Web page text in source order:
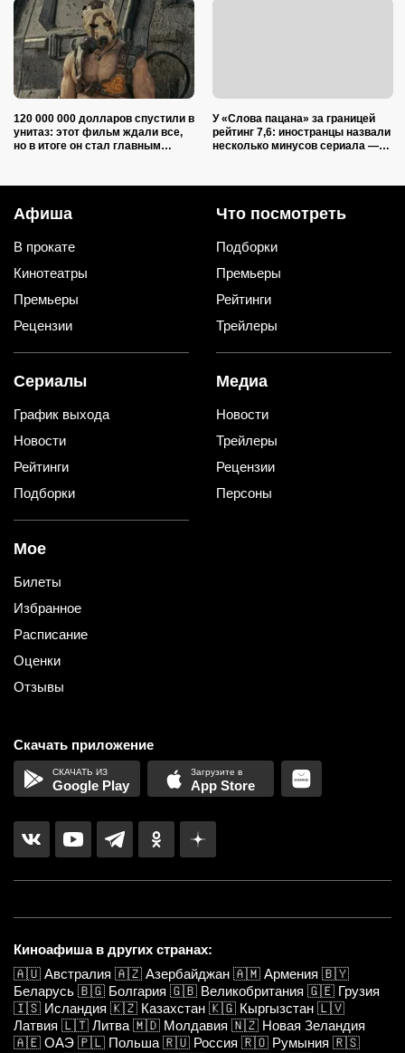
120 000 000 долларов спустили в
унитаз: этот фильм ждали все,
но в итоге он стал главным
У «Слова пацана» за границей
рейтинг 7,6: иностранцы назвали
несколько минусов сериала —
Афиша
В прокате
Кинотеатры
Премьеры
Рецензии
Что посмотреть
Подборки
Премьеры
Рейтинги
Трейлеры
Сериалы
График выхода
Новости
Рейтинги
Подборки
Медиа
Новости
Трейлеры
Рецензии
Персоны
Мое
Билеты
Избранное
Расписание
Оценки
Отзывы
Скачать приложение
Google Play App Store
Киноафиша в других странах:
🇦🇺 Австралия 🇦🇿 Азербайджан 🇦🇲 Армения 🇧🇾
Беларусь 🇧🇬 Болгария 🇬🇧 Великобритания 🇬🇪 Грузия
🇮🇸 Исландия 🇰🇿 Казахстан 🇰🇬 Кыргызстан 🇱🇻
Латвия 🇱🇹 Литва 🇲🇩 Молдавия 🇳🇿 Новая Зеландия
🇦🇪 ОАЭ 🇵🇱 Польша 🇷🇺 Россия 🇷🇴 Румыния 🇷🇸